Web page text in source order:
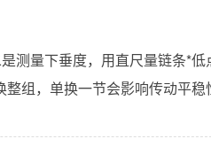
测量下垂度，用直尺量链条*低
组，单换一节会影响传动平稳